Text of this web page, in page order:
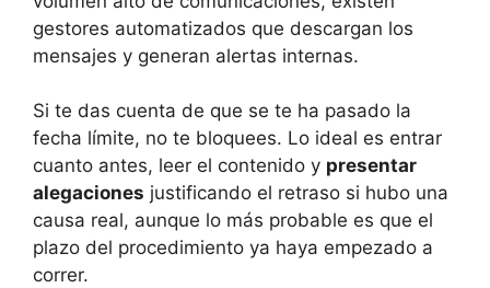
gestores automatizados que descargan los
mensajes y generan alertas internas.
Si te das cuenta de que se te ha pasado la
fecha límite, no te bloquees. Lo ideal es entrar
cuanto antes, leer el contenido y presentar
alegaciones justificando el retraso si hubo una
causa real, aunque lo más probable es que el
plazo del procedimiento ya haya empezado a
correr.